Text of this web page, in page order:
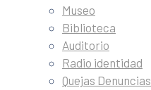
Museo
Biblioteca
Auditorio
Radio identidad
Quejas Denuncias